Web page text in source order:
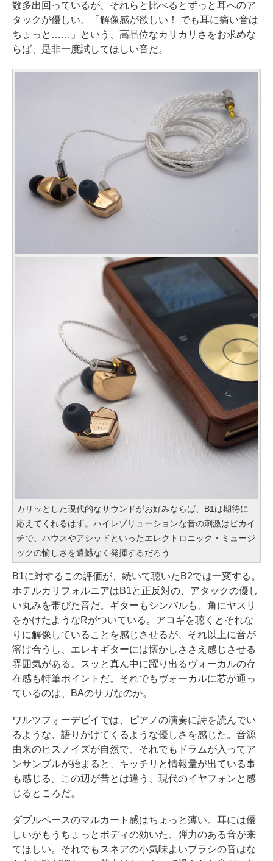
数多出回っているが、それらと比べるとずっと耳へのア
タックが優しい。「解像感が欲しい！ でも耳に痛い音は
ちょっと……」という、高品位なカリカリさをお求めな
らば、是非一度試してほしい音だ。
カリッとした現代的なサウンドがお好みならば、B1は期待に
応えてくれるはず。ハイレゾリューションな音の刺激はピカイ
チで、ハウスやアシッドといったエレクトロニック・ミュージ
ックの愉しさを遺憾なく発揮するだろう
B1に対するこの評価が、続いて聴いたB2では一変する。
ホテルカリフォルニアはB1と正反対の、アタックの優し
い丸みを帯びた音だ。ギターもシンバルも、角にヤスリ
をかけたようなRがついている。アコギを聴くとそれな
りに解像していることを感じさせるが、それ以上に音が
溶け合うし、エレキギターには懐かしささえ感じさせる
雰囲気がある。スッと真ん中に躍り出るヴォーカルの存
在感も特筆ポイントだ。それでもヴォーカルに芯が通っ
ているのは、BAのサガなのか。
ワルツフォーデビイでは、ピアノの演奏に詩を読んでい
るような、語りかけてくるような優しさを感じた。音源
由来のヒスノイズが自然で、それでもドラムが入ってア
ンサンブルが始まると、キッチリと情報量が出ている事
も感じる。この辺が昔とは違う、現代のイヤフォンと感
じるところだ。
ダブルベースのマルカート感はちょっと薄い。耳には優
しいがもうちょっとボディの効いた、弾力のある音が来
てほしい。それでもスネアの小気味よいブラシの音はな